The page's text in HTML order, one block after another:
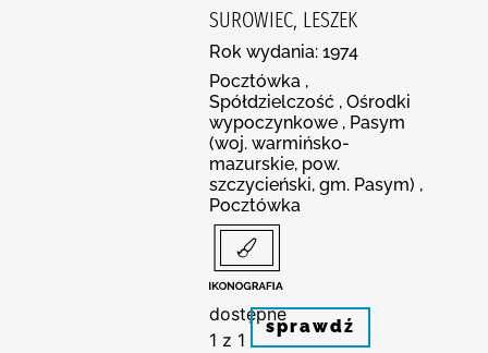
SUROWIEC, LESZEK
Rok wydania: 1974
Pocztówka ,
Spółdzielczość , Ośrodki
wypoczynkowe , Pasym
(woj. warmińsko-
mazurskie, pow.
szczycieński, gm. Pasym) ,
Pocztówka
dostępne
1 z 1
sprawdź